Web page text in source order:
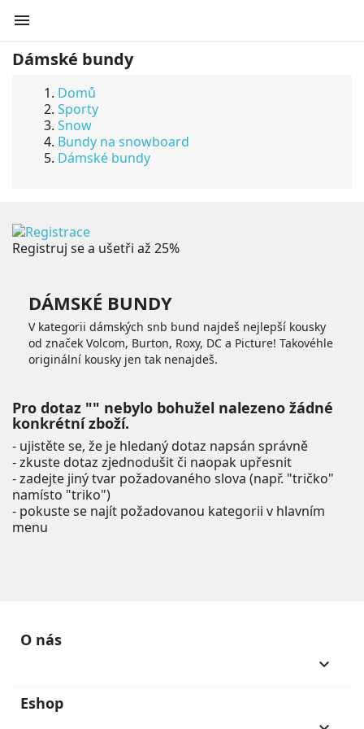

Dámské bundy
Domů
Sporty
Snow
Bundy na snowboard
Dámské bundy
Registruj se a ušetři až 25%
DÁMSKÉ BUNDY
V kategorii dámských snb bund najdeš nejlepší kousky
od značek Volcom, Burton, Roxy, DC a Picture! Takovéhle
originální kousky jen tak nenajdeš.
Pro dotaz "" nebylo bohužel nalezeno žádné
konkrétní zboží.
- ujistěte se, že je hledaný dotaz napsán správně
- zkuste dotaz zjednodušit či naopak upřesnit
- zadejte jiný tvar požadovaného slova (např. "tričko"
namísto "triko")
- pokuste se najít požadovanou kategorii v hlavním
menu
O nás
keyboard_arrow_down
Eshop